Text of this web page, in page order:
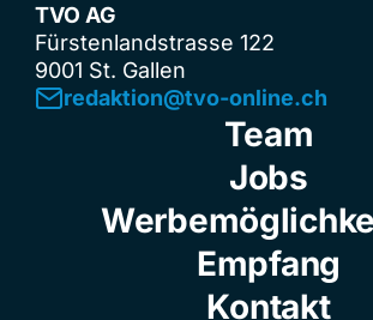
TVO AG
Fürstenlandstrasse 122
9001 St. Gallen
redaktion@tvo-online.ch
Team
Jobs
Empfang
Kontakt